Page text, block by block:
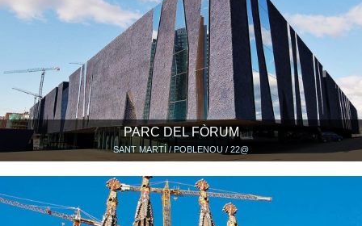
PARC DEL FÒRUM
SANT MARTÍ / POBLENOU / 22@